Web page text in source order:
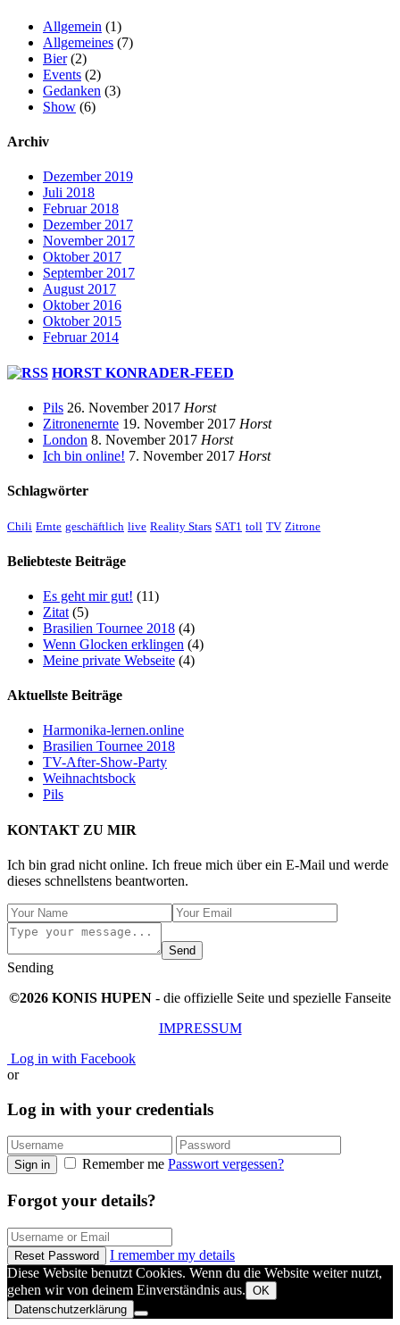
Allgemein (1)
Allgemeines (7)
Bier(2)
Events (2)
Gedanken (3)
Show (6)
Archiv
Dezember 2019
Juli 2018
Februar 2018
Dezember 2017
November 2017
Oktober 2017
September 2017
August 2017
Oktober 2016
Oktober 2015
Februar 2014
HORST KONRADER-FEED
Pils 26. November 2017 Horst
Zitronenernte 19. November 2017 Horst
London 8. November 2017 Horst
Ich bin online! 7. November 2017 Horst
Schlagwörter
Chili Ernte geschäftlich live Reality Stars SAT1 toll TV Zitrone
Beliebteste Beiträge
Es geht mir gut! (11)
Zitat (5)
Brasilien Tournee 2018 (4)
Wenn Glocken erklingen (4)
Meine private Webseite (4)
Aktuellste Beiträge
Harmonika-lernen.online
Brasilien Tournee 2018
TV-After-Show-Party
Weihnachtsbock
Pils
KONTAKT ZU MIR
Ich bin grad nicht online. Ich freue mich über ein E-Mail und werde
dieses schnellstens beantworten.
Send
Sending
©2026 KONIS HUPEN - die offizielle Seite und spezielle Fanseite
IMPRESSUM
Log in with Facebook
or
Log in with your credentials
Sign in Remember me Passwort vergessen?
Forgot your details?
Reset Password
I remember my details
Diese Website benutzt Cookies. Wenn du die Website weiter nutzt,
gehen wir von deinem Einverständnis aus. OK
Datenschutzerklärung